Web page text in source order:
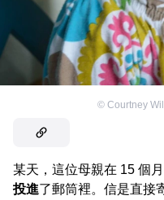
© Courtney
某天，這位母親在 15 個
投進了郵筒裡。信是直接